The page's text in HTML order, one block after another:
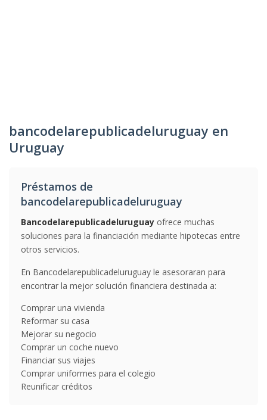
bancodelarepublicadeluruguay en
Uruguay
Préstamos de
bancodelarepublicadeluruguay
Bancodelarepublicadeluruguay ofrece muchas
soluciones para la financiación mediante hipotecas entre
otros servicios.
En Bancodelarepublicadeluruguay le asesoraran para
encontrar la mejor solución financiera destinada a:
Comprar una vivienda
Reformar su casa
Mejorar su negocio
Comprar un coche nuevo
Financiar sus viajes
Comprar uniformes para el colegio
Reunificar créditos